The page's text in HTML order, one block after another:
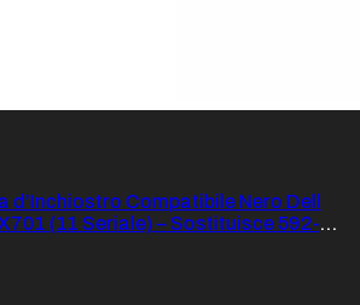
d’Inchiostro Compatibile Nero Dell
(11 Seriale) – Sostituisce 592-